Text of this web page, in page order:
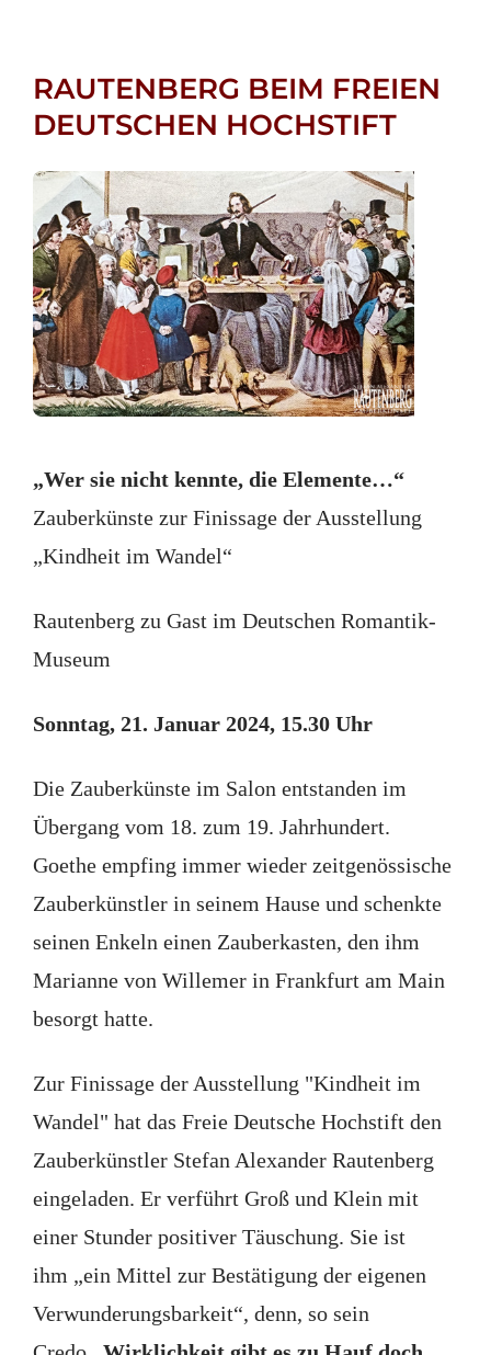
RAUTENBERG BEIM FREIEN
DEUTSCHEN HOCHSTIFT
„Wer sie nicht kennte, die Elemente…“
Zauberkünste zur Finissage der Ausstellung
„Kindheit im Wandel“
Rautenberg zu Gast im Deutschen Romantik-
Museum
Sonntag, 21. Januar 2024, 15.30 Uhr
Die Zauberkünste im Salon entstanden im
Übergang vom 18. zum 19. Jahrhundert.
Goethe empfing immer wieder zeitgenössische
Zauberkünstler in seinem Hause und schenkte
seinen Enkeln einen Zauberkasten, den ihm
Marianne von Willemer in Frankfurt am Main
besorgt hatte.
Zur Finissage der Ausstellung "Kindheit im
Wandel" hat das Freie Deutsche Hochstift den
Zauberkünstler Stefan Alexander Rautenberg
eingeladen. Er verführt Groß und Klein mit
einer Stunder positiver Täuschung. Sie ist
ihm „ein Mittel zur Bestätigung der eigenen
Verwunderungsbarkeit“, denn, so sein